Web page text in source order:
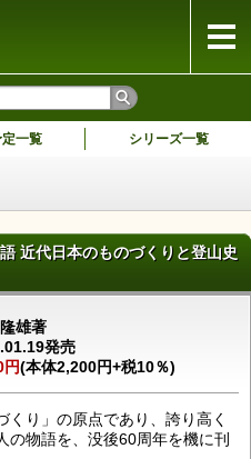
一覧 シリーズ一覧
近代日本のものづくりと登山史
雄著
発売
(本体2,200円+税10％)
くり」の原点であり、誇り高く
の物語を、没後60周年を機に刊